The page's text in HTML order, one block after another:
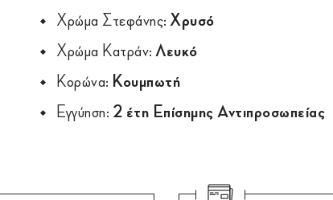
Χρώμα Στεφάνης: Χρυσό
Χρώμα Κατράν: Λευκό
Κορώνα: Κουμπωτή
Εγγύηση: 2 έτη Επίσημης Αντιπροσωπείας